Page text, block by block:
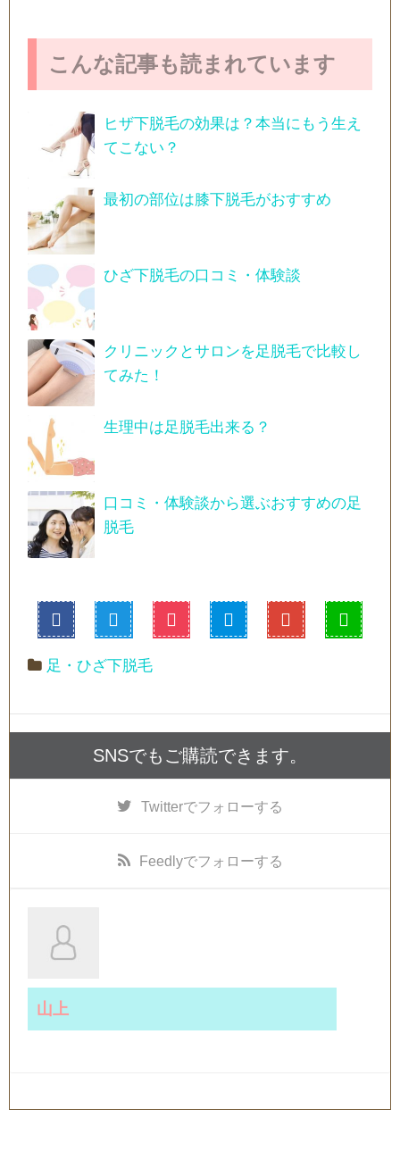
こんな記事も読まれています
ヒザ下脱毛の効果は？本当にもう生え
てこない？
最初の部位は膝下脱毛がおすすめ
ひざ下脱毛の口コミ・体験談
クリニックとサロンを足脱毛で比較し
てみた！
生理中は足脱毛出来る？
口コミ・体験談から選ぶおすすめの足
脱毛
足・ひざ下脱毛
SNSでもご購読できます。
Twitterでフォローする
Feedlyでフォローする
山上